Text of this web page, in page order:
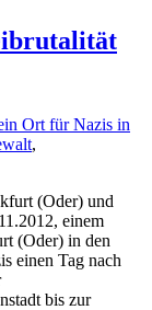
Ort für Nazis in
,
(Oder) und
einem
(Oder) in den
einen Tag nach
bis zur